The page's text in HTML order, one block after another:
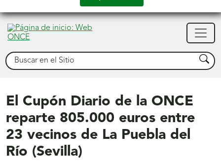
Buscar Buscar
El Cupón Diario de la ONCE
reparte 805.000 euros entre
23 vecinos de La Puebla del
Río (Sevilla)